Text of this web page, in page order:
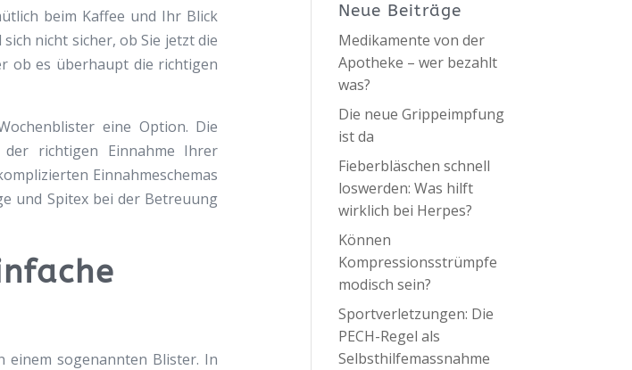
beim Kaffee und Ihr Blick
nicht sicher, ob Sie jetzt die
ob es überhaupt die richtigen
eine Option. Die
richtigen Einnahme Ihrer
Einnahmeschemas
und Spitex bei der Betreuung
einem sogenannten Blister. In
Neue Beiträge
Medikamente von der
Apotheke – wer bezahlt
was?
Die neue Grippeimpfung
ist da
Fieberbläschen schnell
loswerden: Was hilft
wirklich bei Herpes?
Können
Kompressionsstrümpfe
modisch sein?
Sportverletzungen: Die
PECH-Regel als
Selbsthilfemassnahme